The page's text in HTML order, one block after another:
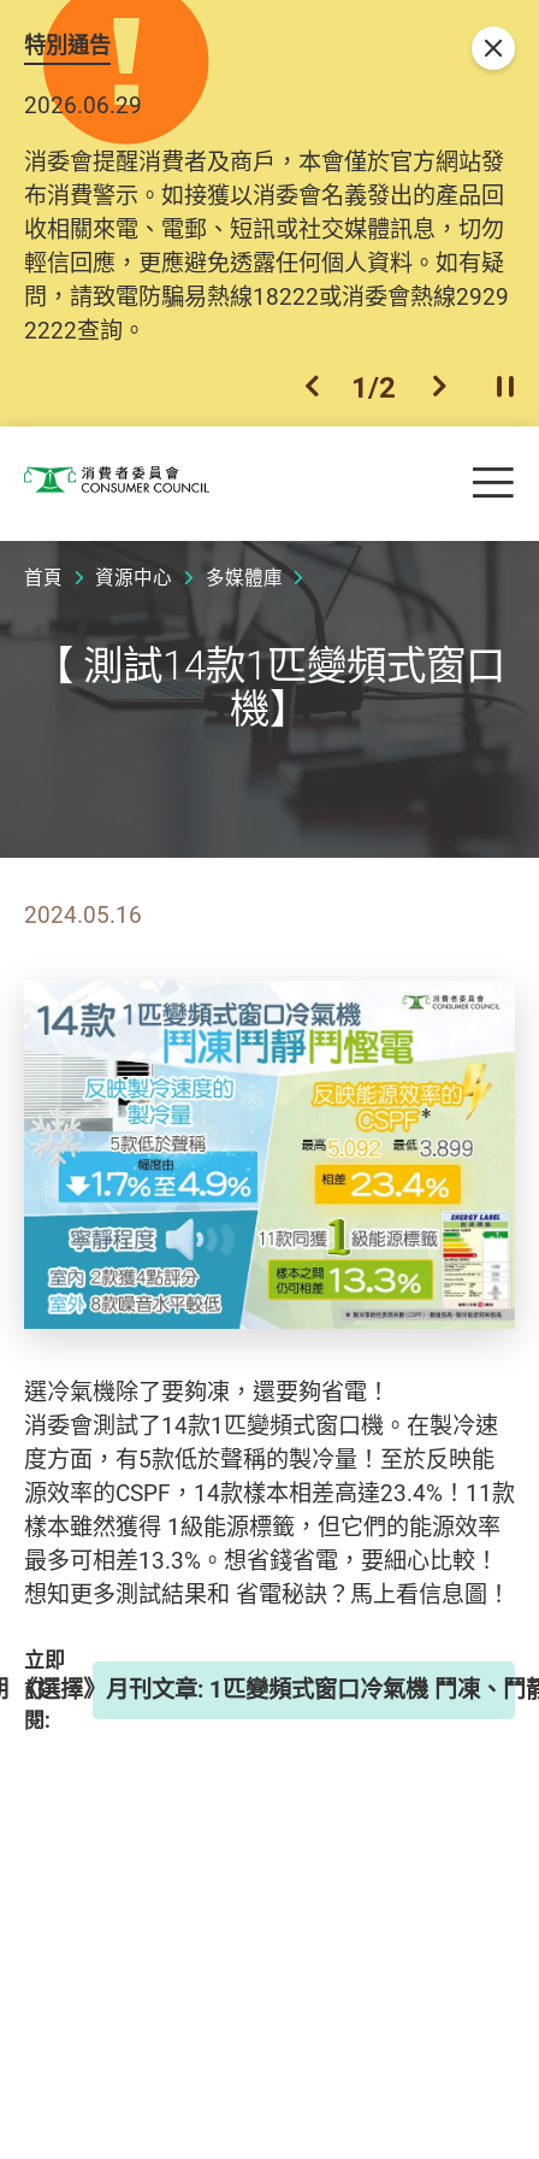
特別通告
2026.06.29
消委會提醒消費者及商戶，本會僅於官方網站發
布消費警示。如接獲以消委會名義發出的產品回
收相關來電、電郵、短訊或社交媒體訊息，切勿
輕信回應，更應避免透露任何個人資料。如有疑
問，請致電防騙易熱線18222或消委會熱線2929
2222查詢。
上一個
1/2 下一個開
關閉
消費者委員會 目
首頁 資源中心 多媒體庫
【 測試14款1匹變頻式窗口
機】
2024.05.16
選冷氣機除了要夠凍，還要夠省電！
消委會測試了14款1匹變頻式窗口機。在製冷速
度方面，有5款低於聲稱的製冷量！至於反映能
源效率的CSPF，14款樣本相差高達23.4%！11款
樣本雖然獲得 1級能源標籤，但它們的能源效率
最多可相差13.3%。想省錢省電，要細心比較！
想知更多測試結果和 省電秘訣？馬上看信息圖！
立即
訂
閱:
《選擇》月刊文章: 1匹變頻式窗口冷氣機 鬥凍、鬥